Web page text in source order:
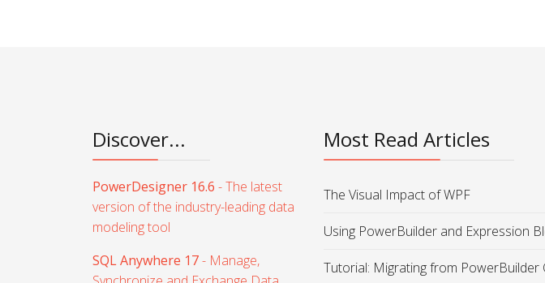
Discover...
PowerDesigner 16.6 - The latest
version of the industry-leading data
modeling tool
SQL Anywhere 17- Manage,
Most Read Articles
The Visual Impact of WPF
Using PowerBuilder and Expression
Tutorial: Migrating from PowerBuilder